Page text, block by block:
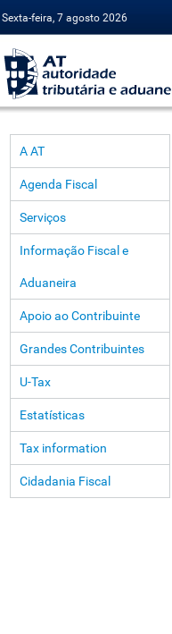
Sexta-feira, 7 agosto 2026
A AT
Agenda Fiscal
Serviços
Informação Fiscal e
Aduaneira
Apoio ao Contribuinte
Grandes Contribuintes
U-Tax
Estatísticas
Tax information
Cidadania Fiscal